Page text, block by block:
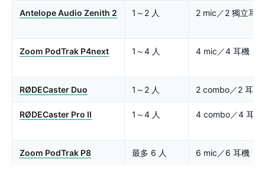
Antelope Audio Zenith 2 1～2 人 2 mic／2 獨立耳機
Zoom PodTrak P4next 1～4 人 4 mic／4 耳機
RØDECaster Duo 1～2 人 2 combo／2 耳機
RØDECaster Pro II 1～4 人 4 combo／4 耳機
Zoom PodTrak P8 最多 6 人 6 mic／6 耳機